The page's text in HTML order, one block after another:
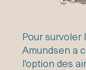
Pour survoler
Amundsen a
l'option des